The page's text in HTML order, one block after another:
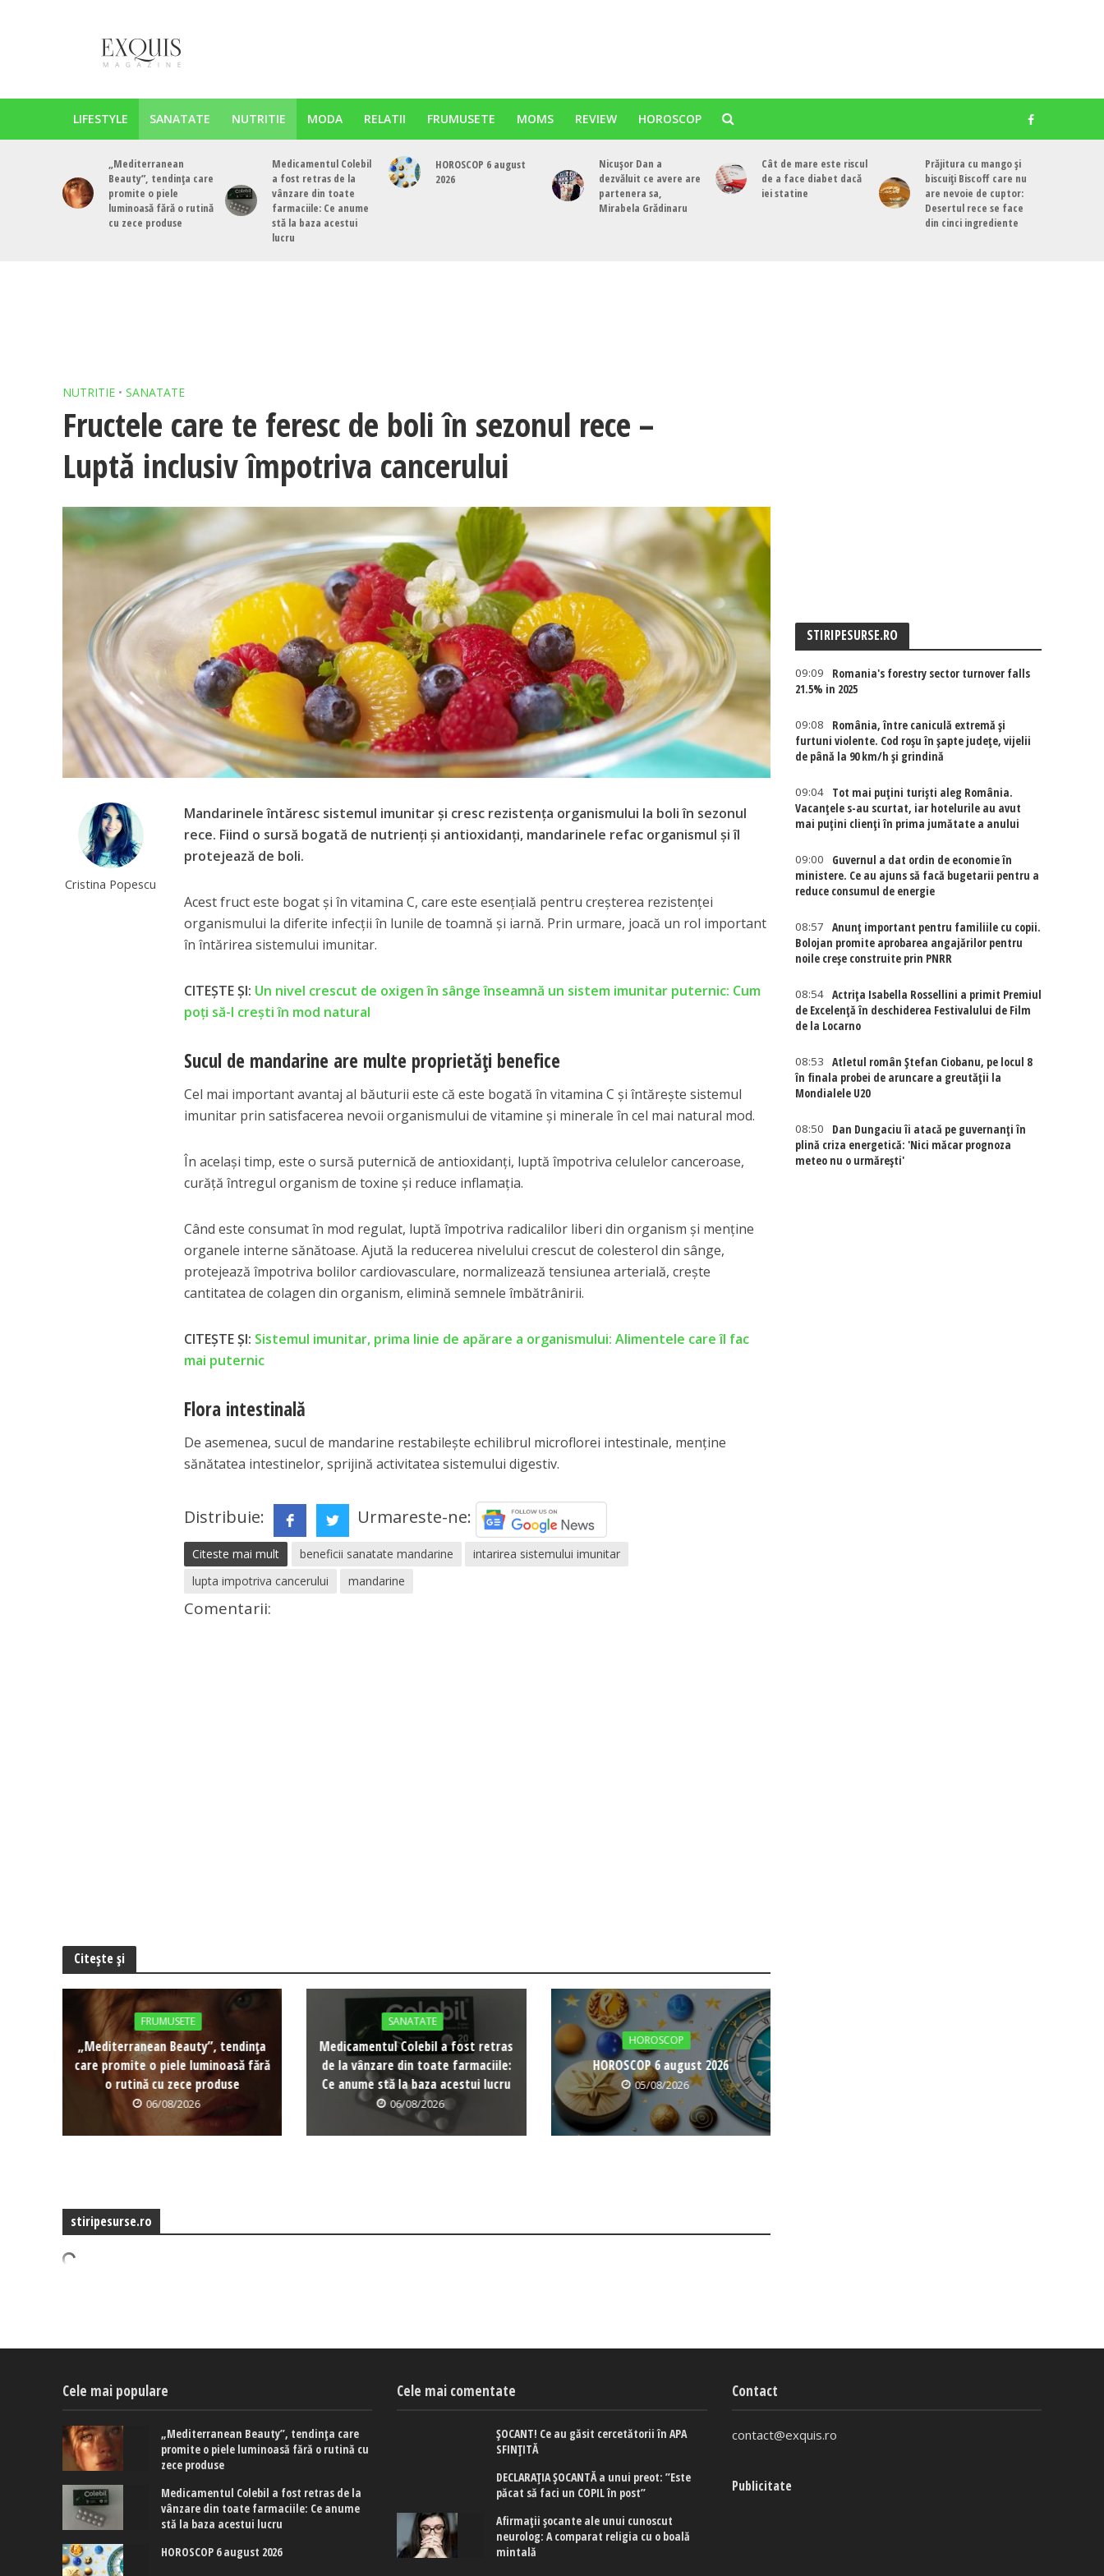
LIFESTYLE SANATATE NUTRITIE MODA RELATII FRUMUSETE MOMS REVIEW HOROSCOP
„Mediterranean
Beauty”, tendința care
promite o piele
luminoasă fără o rutină
cu zece produse
Medicamentul Colebil
a fost retras de la
vânzare din toate
farmaciile: Ce anume
stă la baza acestui
lucru
HOROSCOP 6 august
2026
Nicușor Dan a
dezvăluit ce avere are
partenera sa,
Mirabela Grădinaru
Cât de mare este riscul
de a face diabet dacă
iei statine
Prăjitura cu mango și
biscuiți Biscoff care nu
are nevoie de cuptor:
Desertul rece se face
din cinci ingrediente
NUTRITIE • SANATATE
Fructele care te feresc de boli în sezonul rece –
Luptă inclusiv împotriva cancerului
Cristina Popescu
Mandarinele întăresc sistemul imunitar şi cresc rezistenţa organismului la boli în sezonul
rece. Fiind o sursă bogată de nutrienţi şi antioxidanţi, mandarinele refac organismul şi îl
protejează de boli.
Acest fruct este bogat şi în vitamina C, care este esenţială pentru creşterea rezistenţei
organismului la diferite infecţii în lunile de toamnă şi iarnă. Prin urmare, joacă un rol important
în întărirea sistemului imunitar.
CITEȘTE ȘI: Un nivel crescut de oxigen în sânge înseamnă un sistem imunitar puternic: Cum
poți să-l crești în mod natural
Sucul de mandarine are multe proprietăţi benefice
Cel mai important avantaj al băuturii este că este bogată în vitamina C şi întăreşte sistemul
imunitar prin satisfacerea nevoii organismului de vitamine şi minerale în cel mai natural mod.
În acelaşi timp, este o sursă puternică de antioxidanţi, luptă împotriva celulelor canceroase,
curăţă întregul organism de toxine şi reduce inflamaţia.
Când este consumat în mod regulat, luptă împotriva radicalilor liberi din organism şi menţine
organele interne sănătoase. Ajută la reducerea nivelului crescut de colesterol din sânge,
protejează împotriva bolilor cardiovasculare, normalizează tensiunea arterială, creşte
cantitatea de colagen din organism, elimină semnele îmbătrânirii.
CITEȘTE ȘI: Sistemul imunitar, prima linie de apărare a organismului: Alimentele care îl fac
mai puternic
Flora intestinală
De asemenea, sucul de mandarine restabileşte echilibrul microflorei intestinale, menţine
sănătatea intestinelor, sprijină activitatea sistemului digestiv.
Distribuie: Urmareste-ne:
Citeste mai mult beneficii sanatate mandarine
intarirea sistemului imunitar
lupta impotriva cancerului
mandarine
Comentarii:
Citește și
FRUMUSETE
„Mediterranean Beauty”, tendința
care promite o piele luminoasă fără
o rutină cu zece produse
06/08/2026
SANATATE
Medicamentul Colebil a fost retras
de la vânzare din toate farmaciile:
Ce anume stă la baza acestui lucru
06/08/2026
HOROSCOP
HOROSCOP 6 august 2026
05/08/2026
stiripesurse.ro
STIRIPESURSE.RO
09:09
Romania's forestry sector turnover falls
21.5% in 2025
09:08
România, între caniculă extremă și
furtuni violente. Cod roșu în șapte județe, vijelii
de până la 90 km/h și grindină
09:04
Tot mai puțini turiști aleg România.
Vacanțele s-au scurtat, iar hotelurile au avut
mai puțini clienți în prima jumătate a anului
09:00
Guvernul a dat ordin de economie în
ministere. Ce au ajuns să facă bugetarii pentru a
reduce consumul de energie
08:57
Anunț important pentru familiile cu copii.
Bolojan promite aprobarea angajărilor pentru
noile creșe construite prin PNRR
08:54 Actriţa Isabella Rossellini a primit Premiul
de Excelenţă în deschiderea Festivalului de Film
de la Locarno
08:53
Atletul român Ștefan Ciobanu, pe locul 8
în finala probei de aruncare a greutății la
Mondialele U20
08:50
Dan Dungaciu îi atacă pe guvernanți în
plină criza energetică: 'Nici măcar prognoza
meteo nu o urmărești'
Cele mai populare
„Mediterranean Beauty”, tendința care
promite o piele luminoasă fără o rutină cu
zece produse
Medicamentul Colebil a fost retras de la
vânzare din toate farmaciile: Ce anume
stă la baza acestui lucru
HOROSCOP 6 august 2026
Cele mai comentate
ȘOCANT! Ce au găsit cercetătorii în APA
SFINȚITĂ
DECLARAȚIA ȘOCANTĂ a unui preot: ”Este
păcat să faci un COPIL în post”
Afirmaţii şocante ale unui cunoscut
neurolog: A comparat religia cu o boală
mintală
Contact
contact@exquis.ro
Publicitate